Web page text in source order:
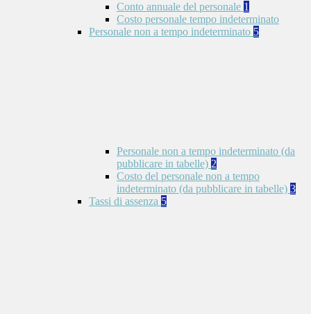
Conto annuale del personale 1
Costo personale tempo indeterminato
Personale non a tempo indeterminato 5
Personale non a tempo indeterminato (da
pubblicare in tabelle) 2
Costo del personale non a tempo
indeterminato (da pubblicare in tabelle) 3
Tassi di assenza 5